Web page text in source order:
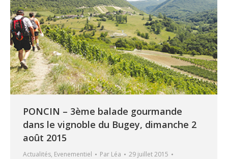
PONCIN – 3ème balade gourmande
dans le vignoble du Bugey, dimanche 2
août 2015
Actualités, Evenementiel Par Léa
29 juillet 2015